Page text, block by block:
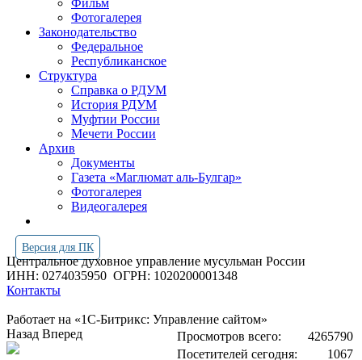
Фильм
Фотогалерея
Законодательство
Федеральное
Республиканское
Структура
Справка о РДУМ
История РДУМ
Муфтии России
Мечети России
Архив
Документы
Газета «Маглюмат аль-Булгар»
Фотогалерея
Видеогалерея
Версия для ПК
Центральное духовное управление мусульман России
ИНН: 0274035950 ОГРН: 1020200001348
Контакты
Работает на «1С-Битрикс: Управление сайтом»
Просмотров всего:
4265790
Посетителей сегодня:
1067
Назад Вперед